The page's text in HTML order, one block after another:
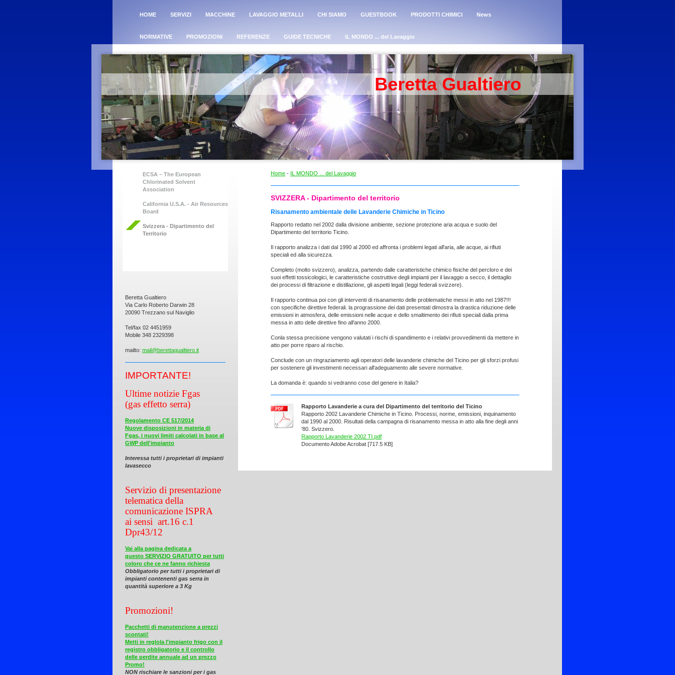
HOME SERVIZI MACCHINE LAVAGGIO METALLI CHI SIAMO GUESTBOOK PRODOTTI CHIMICI News
NORMATIVE PROMOZIONI REFERENZE GUIDE TECNICHE IL MONDO ... del Lavaggio
Beretta Gualtiero
ECSA – The European
Chlorinated Solvent
Association
California U.S.A. - Air Resources
Board
Svizzera - Dipartimento del
Territorio
Beretta Gualtiero
Via Carlo Roberto Darwin 28
20090 Trezzano sul Naviglio
Tel/fax 02 4451959
Mobile 348 2329398
mailto: mail@berettagualtiero.it
IMPORTANTE!
Ultime notizie Fgas
(gas effetto serra)
Regolamento CE 517/2014
Nuove disposizioni in materia di
Fgas, i nuovi limiti calcolati in base al
GWP dell'impianto
Interessa tutti i proprietari di impianti
lavasecco
Servizio di presentazione
telematica della
comunicazione ISPRA
ai sensi art.16 c.1
Dpr43/12
Vai alla pagina dedicata a
questo SERVIZIO GRATUITO per tutti
coloro che ce ne fanno richiesta
Obbligatorio per tutti i proprietari di
impianti contenenti gas serra in
quantità superiore a 3 Kg
Promozioni!
Pacchetti di manutenzione a prezzi
scontati!
Metti in reglola l'impianto frigo con il
registro obbligatorio e il controllo
delle perdite annuale ad un prezzo
Promo!
NON rischiare le sanzioni per i gas
Home - IL MONDO ... del Lavaggio
SVIZZERA - Dipartimento del territorio
Risanamento ambientale delle Lavanderie Chimiche in Ticino
Rapporto redatto nel 2002 dalla divisione ambiente, sezione protezione aria acqua e suolo del
Dipartimento del territorio Ticino.
Il rapporto analizza i dati dal 1990 al 2000 ed affronta i problemi legati all'aria, alle acque, ai rifiuti
speciali ed alla sicurezza.
Completo (molto svizzero), analizza, partendo dalle caratteristiche chimico fisiche del percloro e dei
suoi effetti tossicologici, le caratteristiche costruttive degli impianti per il lavaggio a secco, il dettaglio
dei processi di filtrazione e distillazione, gli aspetti legali (leggi federali svizzere).
Il rapporto continua poi con gli interventi di risanamento delle problematiche messi in atto nel 1987!!!
con specifiche direttive federali. la prograssione dei dati presentati dimostra la drastica riduzione delle
emissioni in atmosfera, delle emissioni nelle acque e dello smaltimento dei rifiuti speciali dalla prima
messa in atto delle direttive fino all'anno 2000.
Conla stessa precisione vengono valutati i rischi di spandimento e i relativi provvedimenti da mettere in
atto per porre riparo al rischio.
Conclude con un ringraziamento agli operatori delle lavanderie chimiche del Ticino per gli sforzi profusi
per sostenere gli investimenti necessari all'adeguamento alle severe normative.
La domanda è: quando si vedranno cose del genere in Italia?
Rapporto Lavanderie a cura del Dipartimento del territorio del Ticino
Rapporto 2002 Lavanderie Chimiche in Ticino. Processi, norme, emissioni, inquinamento
dal 1990 al 2000. Risultati della campagna di risanamento messa in atto alla fine degli anni
'80. Svizzero.
Rapporto Lavanderie 2002 TI.pdf
Documento Adobe Acrobat [717.5 KB]